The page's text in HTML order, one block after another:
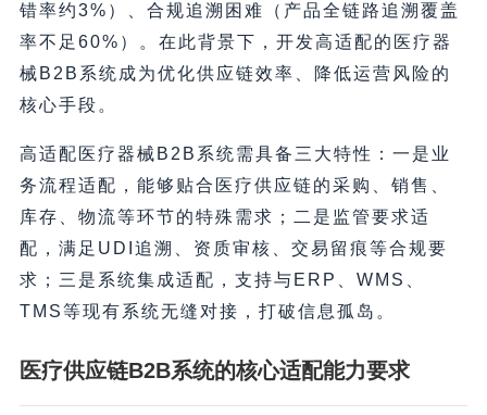
错率约3%）、合规追溯困难（产品全链路追溯覆盖
率不足60%）。在此背景下，开发高适配的医疗器
械B2B系统成为优化供应链效率、降低运营风险的
核心手段。
高适配医疗器械B2B系统需具备三大特性：一是业
务流程适配，能够贴合医疗供应链的采购、销售、
库存、物流等环节的特殊需求；二是监管要求适
配，满足UDI追溯、资质审核、交易留痕等合规要
求；三是系统集成适配，支持与ERP、WMS、
TMS等现有系统无缝对接，打破信息孤岛。
医疗供应链B2B系统的核心适配能力要求